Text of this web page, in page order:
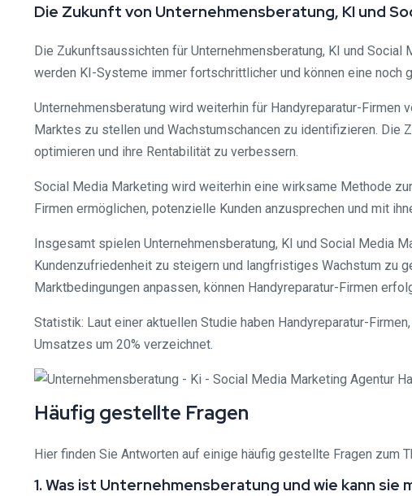
Die Zukunft von Unternehmensberatung, KI und
Die Zukunftsaussichten für Unternehmensberatung, KI und
werden KI-Systeme immer fortschrittlicher und können eine
Unternehmensberatung wird weiterhin für Handyreparatur-
Marktes zu stellen und Wachstumschancen zu identifizieren. Die
optimieren und ihre Rentabilität zu verbessern.
Social Media Marketing wird weiterhin eine wirksame Methode
Firmen ermöglichen, potenzielle Kunden anzusprechen und mit
Insgesamt spielen Unternehmensberatung, KI und Social Media
Kundenzufriedenheit zu steigern und langfristiges Wachstum zu
Marktbedingungen anpassen, können Handyreparatur-Firmen
Statistik: Laut einer aktuellen Studie haben Handyreparatur-
Umsatzes um 20% verzeichnet.
Häufig gestellte Fragen
Hier finden Sie Antworten auf einige häufig gestellte Fragen zum
1. Was ist Unternehmensberatung und wie kann sie